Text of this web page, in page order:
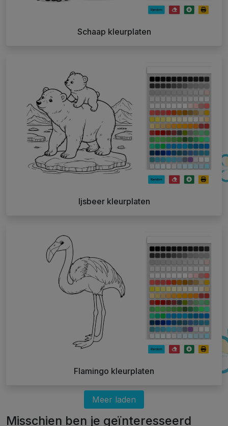
Schaap kleurplaten
Ijsbeer kleurplaten
Flamingo kleurplaten
Meer laden
Misschien ben je geïnteresseerd